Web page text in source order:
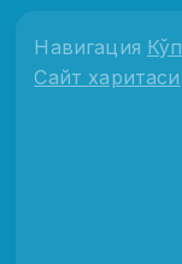
Навигация
Сайт харитаси